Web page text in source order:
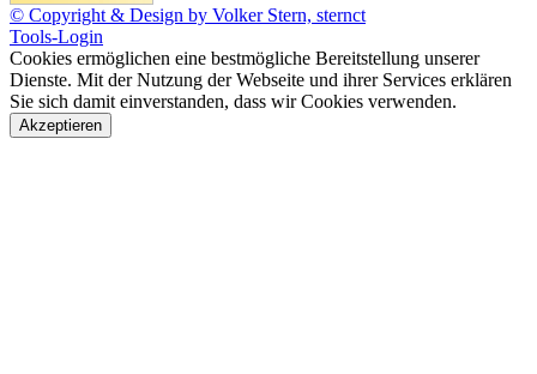
© Copyright & Design by Volker Stern, sternct
Tools-Login
Cookies ermöglichen eine bestmögliche Bereitstellung unserer
Dienste. Mit der Nutzung der Webseite und ihrer Services erklären
Sie sich damit einverstanden, dass wir Cookies verwenden.